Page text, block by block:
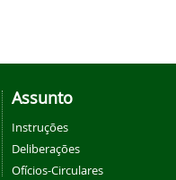
Assunto
Instruções
Deliberações
Ofícios-Circulares